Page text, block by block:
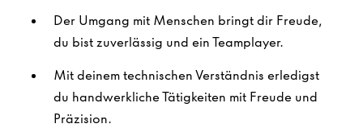
Der Umgang mit Menschen bringt dir Freude,
du bist zuverlässig und ein Teamplayer.
Mit deinem technischen Verständnis erledigst
du handwerkliche Tätigkeiten mit Freude und
Präzision.